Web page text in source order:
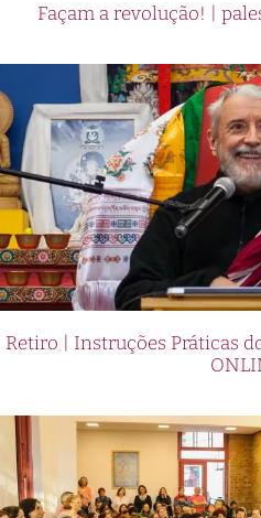
Façam a revolução! |
Retiro | Instruções Práticas